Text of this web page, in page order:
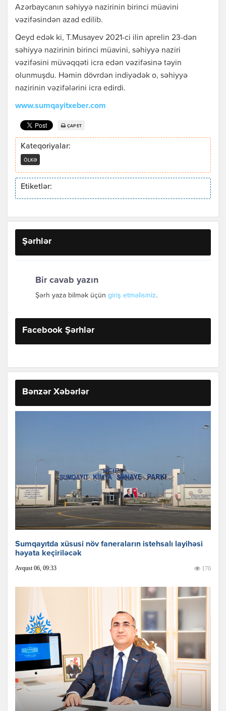
Azərbaycanın səhiyyə nazirinin birinci müavini
vəzifəsindən azad edilib.
Qeyd edək ki, T.Musayev 2021-ci ilin aprelin 23-dən
səhiyyə nazirinin birinci müavini, səhiyyə naziri
vəzifəsini müvəqqəti icra edən vəzifəsinə təyin
olunmuşdu. Həmin dövrdən indiyədək o, səhiyyə
nazirinin vəzifələrini icra edirdi.
www.sumqayitxeber.com
ÇAP ET
Kateqoriyalar:
ÖLKƏ
Etiketlər:
Şərhlər
Bir cavab yazın
Şərh yaza bilmək üçün giriş etməlisiniz.
Facebook Şərhlər
Bənzər Xəbərlər
Sumqayıtda xüsusi növ faneraların istehsalı layihəsi
həyata keçiriləcək
Avqust 06, 09:33 170